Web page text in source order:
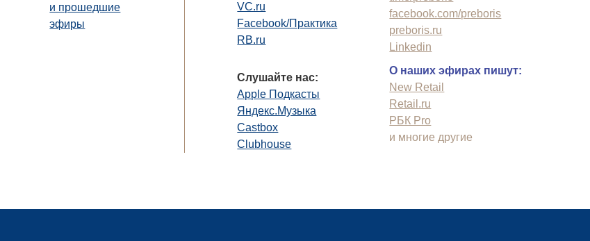
и прошедшие
эфиры
VC.ru
Facebook/Практика
RB.ru
Слушайте нас:
Apple Подкасты
Яндекс.Музыка
Castbox
Clubhouse
facebook.com/preboris
preboris.ru
Linkedin
О наших эфирах пишут:
New Retail
Retail.ru
РБК Pro
и многие другие